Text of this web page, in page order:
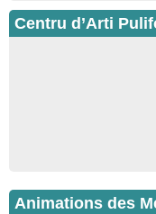
Centru d’Arti
Animations des